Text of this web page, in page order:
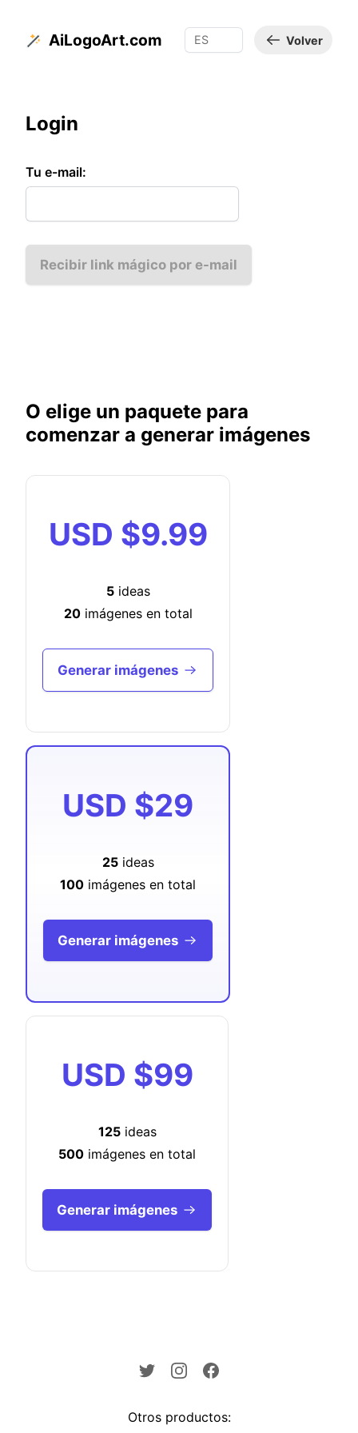
AiLogoArt.com Volver
Login
Tu e-mail:
Recibir link mágico por e-mail
O elige un paquete para
comenzar a generar imágenes
USD $9.99
5ideas
20imágenes en total
Generar imágenes
USD $29
25ideas
100 imágenes en total
Generar imágenes
USD $99
125ideas
500 imágenes en total
Generar imágenes
Otros productos: